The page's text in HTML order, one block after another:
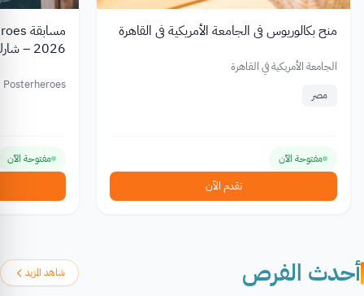
منح بكالوريوس في الجامعة الأمريكية في القاهرة
الجامعة الأمريكية في القاهرة
مصر
مفتوحة الآن
تقدم الآن
2026 – شارك واربح جوائز تصل إلى €2,500
Posterheroes
مفتوحة الآن
أحدث الفرص شاهد المزيد